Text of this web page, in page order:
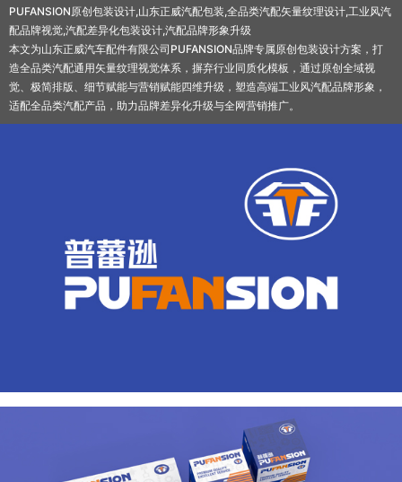
PUFANSION原创包装设计,山东正威汽配包装,全品类汽配矢量纹理设计,工业风汽
配品牌视觉,汽配差异化包装设计,汽配品牌形象升级
本文为山东正威汽车配件有限公司PUFANSION品牌专属原创包装设计方案，打
造全品类汽配通用矢量纹理视觉体系，摒弃行业同质化模板，通过原创全域视
觉、极简排版、细节赋能与营销赋能四维升级，塑造高端工业风汽配品牌形象，
适配全品类汽配产品，助力品牌差异化升级与全网营销推广。